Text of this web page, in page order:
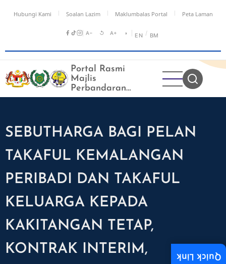
Hubungi Kami Soalan Lazim Maklumbalas Portal Peta Laman
A− ↺ A+ ◑ EN / BM
Portal Rasmi
Majlis
Perbandaran
Kangar
SEBUTHARGA BAGI PELAN
TAKAFUL KEMALANGAN
PERIBADI DAN TAKAFUL
KELUARGA KEPADA
KAKITANGAN TETAP,
KONTRAK INTERIM,
Quick Link